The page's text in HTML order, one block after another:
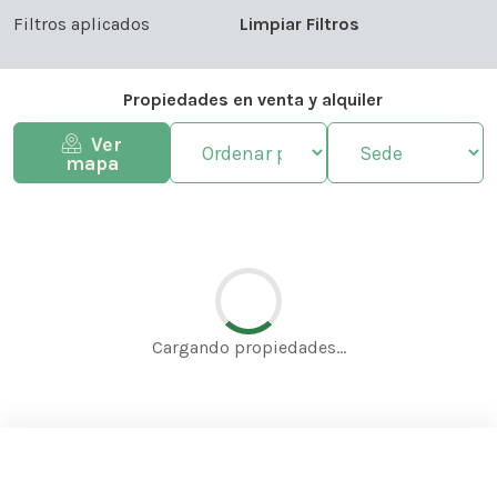
Filtros aplicados Limpiar Filtros
Propiedades en venta y alquiler
Ver
mapa
Cargando propiedades...